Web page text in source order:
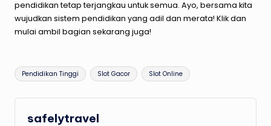
pendidikantetap terjangkau untuk semua. Ayo, bersama kita
wujudkan sistem pendidikan yang adil dan merata! Klik dan
mulai ambil bagian sekarang juga!
Tags:
Pendidikan Tinggi Slot Gacor Slot Online
safelytravel